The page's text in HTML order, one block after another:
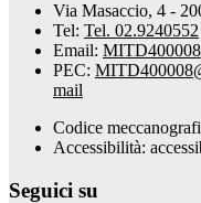
Via Masaccio, 4 -
Tel: Tel. 02.9240552
Email:
PEC:
mail
Codice
Accessibilità:
Seguici su